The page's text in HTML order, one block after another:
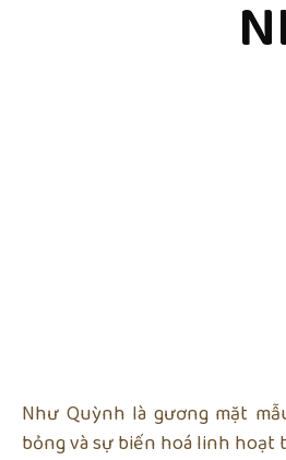
Như Quỳnh là gương mặt
bỏng và sự biến hoá linh hoạt